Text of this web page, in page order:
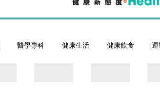
醫學專科 健康生活 健康飲食 運